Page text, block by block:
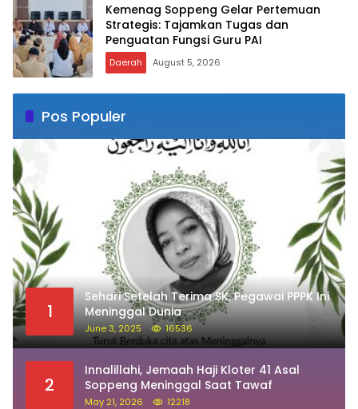
Kemenag Soppeng Gelar Pertemuan
Strategis: Tajamkan Tugas dan
Penguatan Fungsi Guru PAI
Daerah August 5, 2026
Pos Populer
1
Sehari Setelah Terima SK, Pegawai PPPK Ini
Meninggal Dunia
June 3, 2025 16536
2
Innalillahi, Jemaah Haji Kloter 41 Asal
Soppeng Meninggal Saat Tawaf
May 21, 2026 12218